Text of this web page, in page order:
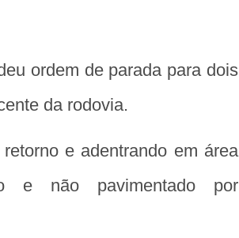
ordem de parada para dois
da rodovia.
e adentrando em área
e não pavimentado por